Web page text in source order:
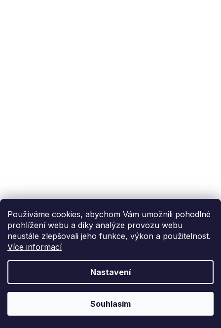
Používáme cookies, abychom Vám umožnili pohodlné
prohlížení webu a díky analýze provozu webu
neustále zlepšovali jeho funkce, výkon a použitelnost.
Více informací
Nastavení
Souhlasím